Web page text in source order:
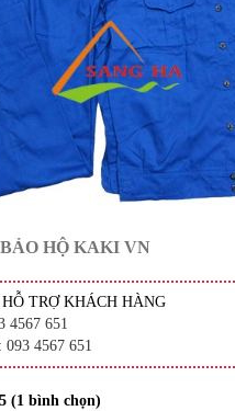
HỘ KAKI VN
TRỢ KHÁCH HÀNG
4567 651
4567 651
(1 bình chọn)